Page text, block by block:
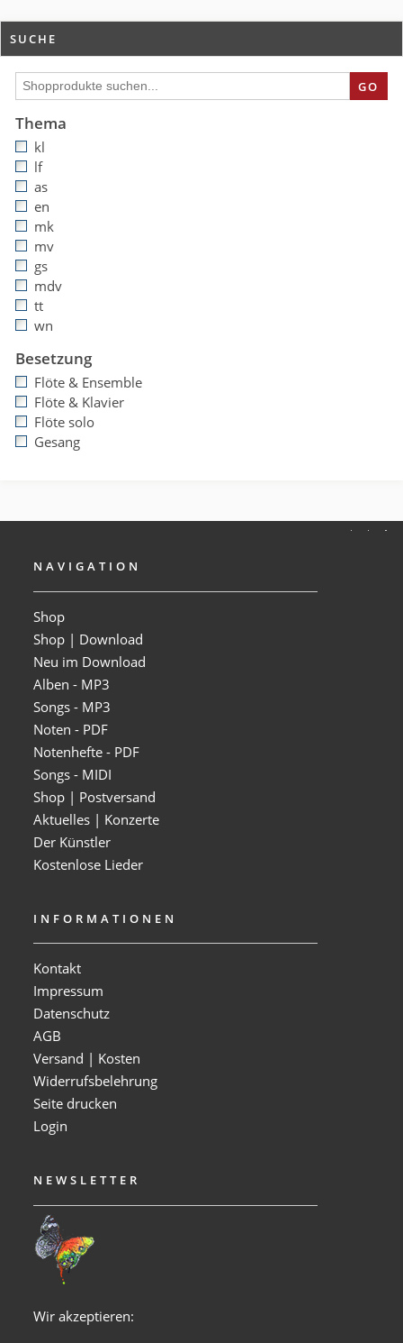
SUCHE
GO
Thema
kl
lf
as
en
mk
mv
gs
mdv
tt
wn
Besetzung
Flöte & Ensemble
Flöte & Klavier
Flöte solo
Gesang
NAVIGATION
Shop
Shop | Download
Neu im Download
Alben - MP3
Songs - MP3
Noten - PDF
Notenhefte - PDF
Songs - MIDI
Shop | Postversand
Aktuelles | Konzerte
Der Künstler
Kostenlose Lieder
INFORMATIONEN
Kontakt
Impressum
Datenschutz
AGB
Versand | Kosten
Widerrufsbelehrung
Seite drucken
Login
NEWSLETTER
Wir akzeptieren: